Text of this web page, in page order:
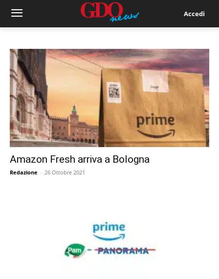
Accedi
Amazon Fresh arriva a Bologna
Redazione - 26 Ottobre 2021